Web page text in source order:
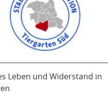
Leben und Widerstand in